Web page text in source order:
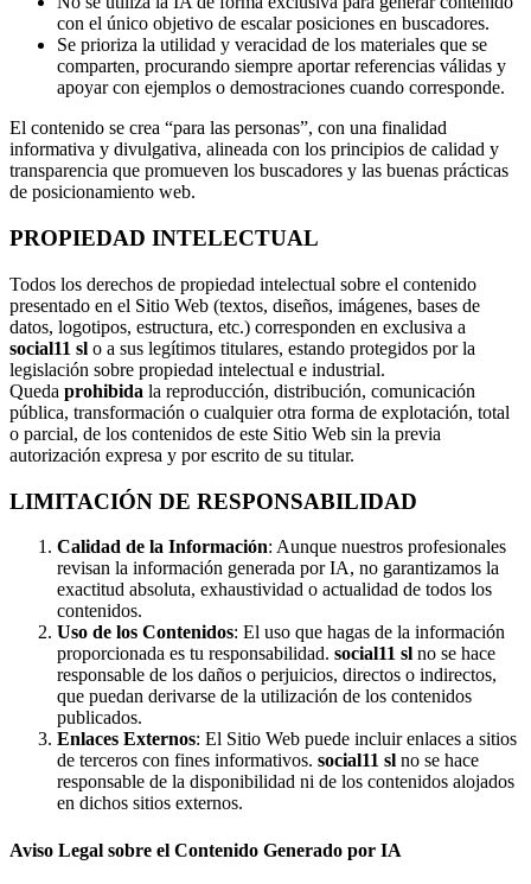
con el único objetivo de escalar posiciones en buscadores.
Se prioriza la utilidad y veracidad de los materiales que se
comparten, procurando siempre aportar referencias válidas y
apoyar con ejemplos o demostraciones cuando corresponde.
El contenido se crea “para las personas”, con una finalidad
informativa y divulgativa, alineada con los principios de calidad y
transparencia que promueven los buscadores y las buenas prácticas
de posicionamiento web.
PROPIEDAD INTELECTUAL
Todos los derechos de propiedad intelectual sobre el contenido
presentado en el Sitio Web (textos, diseños, imágenes, bases de
datos, logotipos, estructura, etc.) corresponden en exclusiva a
social11 sl o a sus legítimos titulares, estando protegidos por la
legislación sobre propiedad intelectual e industrial.
Queda prohibida la reproducción, distribución, comunicación
pública, transformación o cualquier otra forma de explotación, total
o parcial, de los contenidos de este Sitio Web sin la previa
autorización expresa y por escrito de su titular.
LIMITACIÓN DE RESPONSABILIDAD
Calidad de la Información: Aunque nuestros profesionales
revisan la información generada por IA, no garantizamos la
exactitud absoluta, exhaustividad o actualidad de todos los
contenidos.
Uso de los Contenidos: El uso que hagas de la información
proporcionada es tu responsabilidad. social11 sl no se hace
responsable de los daños o perjuicios, directos o indirectos,
que puedan derivarse de la utilización de los contenidos
publicados.
Enlaces Externos: El Sitio Web puede incluir enlaces a sitios
de terceros con fines informativos. social11 sl no se hace
responsable de la disponibilidad ni de los contenidos alojados
en dichos sitios externos.
Aviso Legal sobre el Contenido Generado por IA